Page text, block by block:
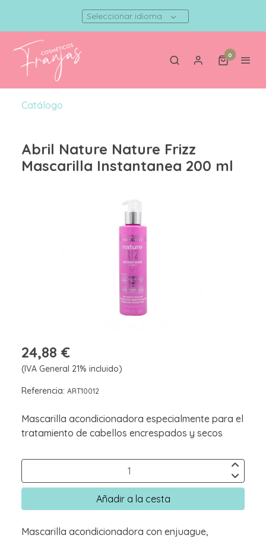
Seleccionar idioma
0
Catálogo
Abril Nature Nature Frizz
Mascarilla Instantanea 200 ml
24,88 €
(IVA General 21% incluido)
Referencia: ART10012
Mascarilla acondicionadora especialmente para el
tratamiento de cabellos encrespados y secos
Añadir a la cesta
Mascarilla acondicionadora con enjuague,